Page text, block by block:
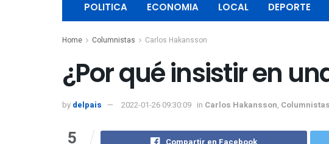
POLITICA ECONOMIA LOCAL DEPORTE
Home Columnistas Carlos Hakansson
¿Por qué insistir en
by delpais 2022-01-26 09:30:09 in Carlos Hakansson, Columnistas
5